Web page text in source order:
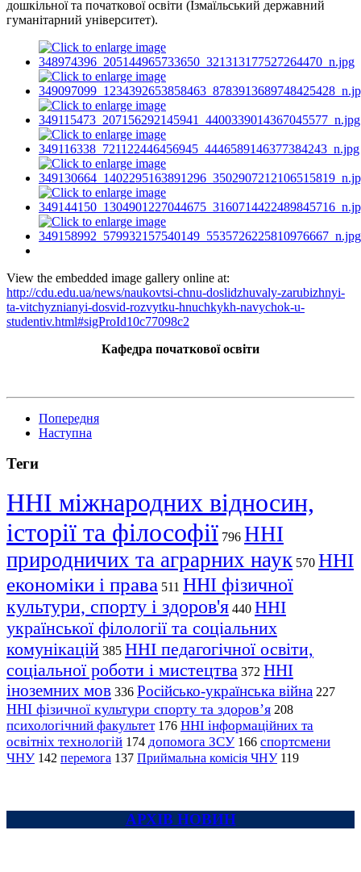
дошкільної та початкової освіти (Ізмаїльський державний
гуманітарний університет).
View the embedded image gallery online at:
http://cdu.edu.ua/news/naukovtsi-chnu-doslidzhuvaly-zarubizhnyi-
ta-vitchyznianyi-dosvid-rozvytku-hnuchkykh-navychok-u-
studentiv.html#sigProId10c77098c2
Кафедра початкової освіти
Попередня
Наступна
Теги
ННІ міжнародних відносин,
історії та філософії 796 ННІ
природничих та аграрних наук 570 ННІ
економіки і права 511 ННІ фізичної
культури, спорту і здоров'я 440 ННІ
української філології та соціальних
комунікацій 385 ННІ педагогічної освіти,
соціальної роботи і мистецтва 372 ННІ
іноземних мов 336 Російсько-українська війна 227
ННІ фізичної культури спорту та здоров’я 208
психологічний факультет 176 ННІ інформаційних та
освітніх технологій 174 допомога ЗСУ 166 спортсмени
ЧНУ 142 перемога 137 Приймальна комісія ЧНУ 119
АРХІВ НОВИН